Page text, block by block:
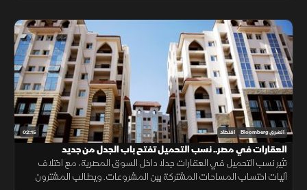
02:15 الشرق Bloomberg اقتصاد
العقارات في مصر.. نسب التحميل تفتح باب الجدل من جديد
تثير نسب التحميل في العقارات جدلا داخل السوق المصرية، مع اختلاف
آليات احتساب المساحات المشتركة بين المشروعات. ويطالب المشترون